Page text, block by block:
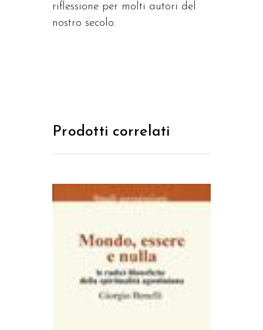
riflessione per molti autori del
nostro secolo.
Prodotti correlati
AGGIUNGI AL CARRELLO